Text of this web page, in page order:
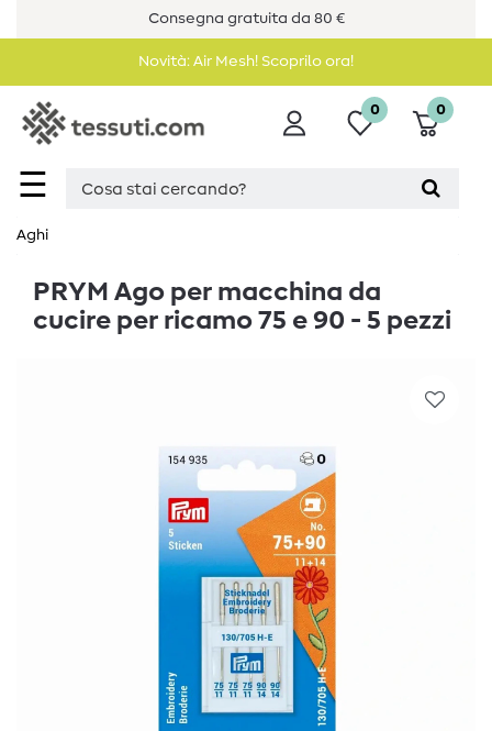
Consegna gratuita da 80 €
Novità: Air Mesh! Scoprilo ora!
☰
0 0
Aghi
PRYM Ago per macchina da
cucire per ricamo 75 e 90 - 5 pezzi